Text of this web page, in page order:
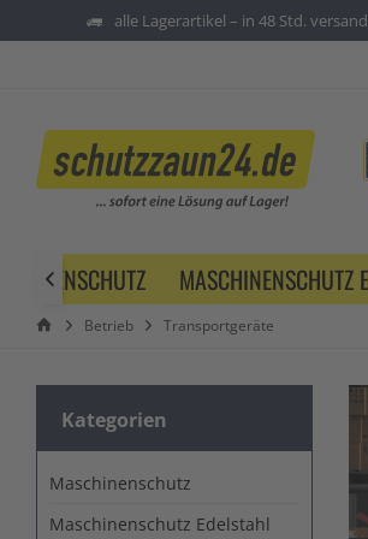
alle Lagerartikel – in 48 Std.
MASCHINENSCHUTZ

Betrieb Transportgeräte
Kategorien
Maschinenschutz
Maschinenschutz Edelstahl